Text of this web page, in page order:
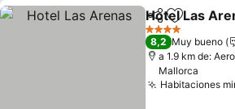
Compartir
Añadir a
Hotel Las
4 Estrellas
8,2 Muy bueno
a 1.9 km de:
Mallorca
Habitaciones